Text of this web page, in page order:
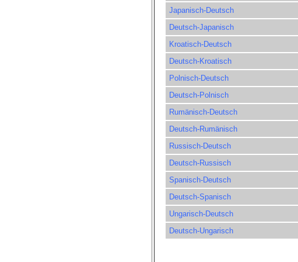
Japanisch-Deutsch
Deutsch-Japanisch
Kroatisch-Deutsch
Deutsch-Kroatisch
Polnisch-Deutsch
Deutsch-Polnisch
Rumänisch-Deutsch
Deutsch-Rumänisch
Russisch-Deutsch
Deutsch-Russisch
Spanisch-Deutsch
Deutsch-Spanisch
Ungarisch-Deutsch
Deutsch-Ungarisch